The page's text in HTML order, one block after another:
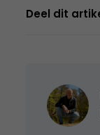
Deel dit